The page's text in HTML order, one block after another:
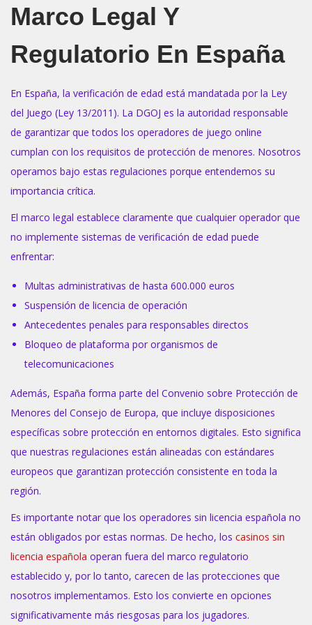
Marco Legal Y
Regulatorio En España
En España, la verificación de edad está mandatada por la Ley
del Juego (Ley 13/2011). La DGOJ es la autoridad responsable
de garantizar que todos los operadores de juego online
cumplan con los requisitos de protección de menores. Nosotros
operamos bajo estas regulaciones porque entendemos su
importancia crítica.
El marco legal establece claramente que cualquier operador que
no implemente sistemas de verificación de edad puede
enfrentar:
Multas administrativas de hasta 600.000 euros
Suspensión de licencia de operación
Antecedentes penales para responsables directos
Bloqueo de plataforma por organismos de
telecomunicaciones
Además, España forma parte del Convenio sobre Protección de
Menores del Consejo de Europa, que incluye disposiciones
específicas sobre protección en entornos digitales. Esto significa
que nuestras regulaciones están alineadas con estándares
europeos que garantizan protección consistente en toda la
región.
Es importante notar que los operadores sin licencia española no
están obligados por estas normas. De hecho, los casinos sin
licencia española operan fuera del marco regulatorio
establecido y, por lo tanto, carecen de las protecciones que
nosotros implementamos. Esto los convierte en opciones
significativamente más riesgosas para los jugadores.